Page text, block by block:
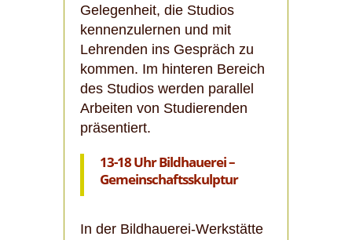
Gelegenheit, die Studios
kennenzulernen und mit
Lehrenden ins Gespräch zu
kommen. Im hinteren Bereich
des Studios werden parallel
Arbeiten von Studierenden
präsentiert.
13-18 UhrBildhauerei –
Gemeinschaftsskulptur
In der Bildhauerei-Werkstätte